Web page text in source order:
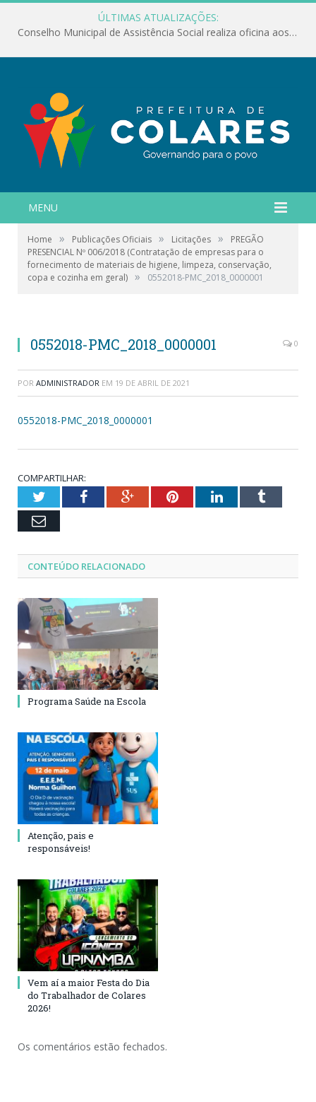
ÚLTIMAS ATUALIZAÇÕES:
Conselho Municipal de Assistência Social realiza oficina aos servidores
MENU
Home » Publicações Oficiais » Licitações »
PREGÃO
PRESENCIAL Nº 006/2018 (Contratação de empresas para o
fornecimento de materiais de higiene, limpeza, conservação,
copa e cozinha em geral) » 0552018-PMC_2018_0000001
0552018-PMC_2018_0000001 0
POR ADMINISTRADOR EM 19 DE ABRIL DE 2021
0552018-PMC_2018_0000001
COMPARTILHAR:
TwitterFacebookGoogle+PinterestLinkedInTumblr
Email
CONTEÚDO RELACIONADO
Programa Saúde na Escola
Atenção, pais e
responsáveis!
Vem aí a maior Festa do Dia
do Trabalhador de Colares
2026!
Os comentários estão fechados.